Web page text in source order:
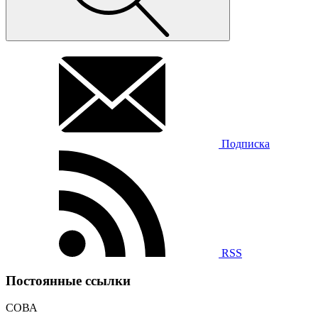
Подписка
RSS
Постоянные ссылки
СОВА